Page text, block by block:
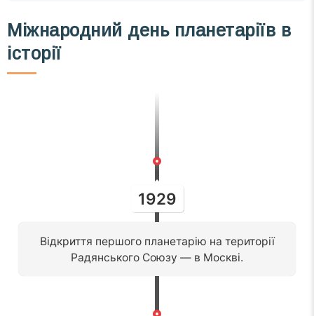
Міжнародний день планетаріїв в
історії
1929
Відкриття першого планетарію на території
Радянського Союзу — в Москві.